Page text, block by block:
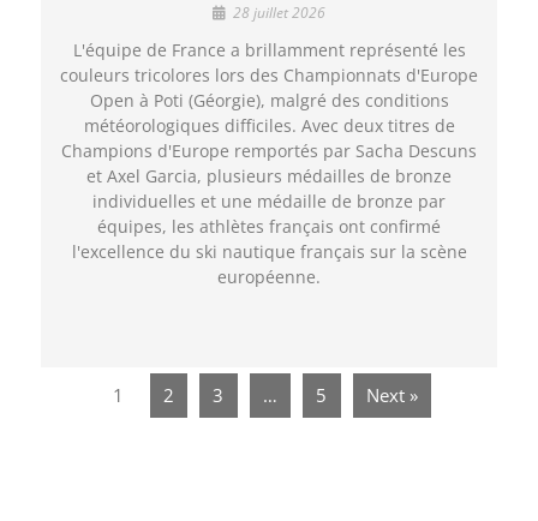
28 juillet 2026
L'équipe de France a brillamment représenté les
couleurs tricolores lors des Championnats d'Europe
Open à Poti (Géorgie), malgré des conditions
météorologiques difficiles. Avec deux titres de
Champions d'Europe remportés par Sacha Descuns
et Axel Garcia, plusieurs médailles de bronze
individuelles et une médaille de bronze par
équipes, les athlètes français ont confirmé
l'excellence du ski nautique français sur la scène
européenne.
1 2 3 … 5 Next »